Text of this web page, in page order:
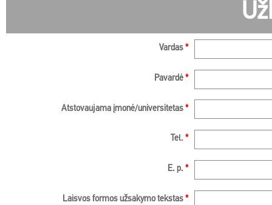
Vardas *
Pavardė *
Atstovaujama įmonė/universitetas *
Tel. *
E. p. *
Laisvos formos užsakymo tekstas *